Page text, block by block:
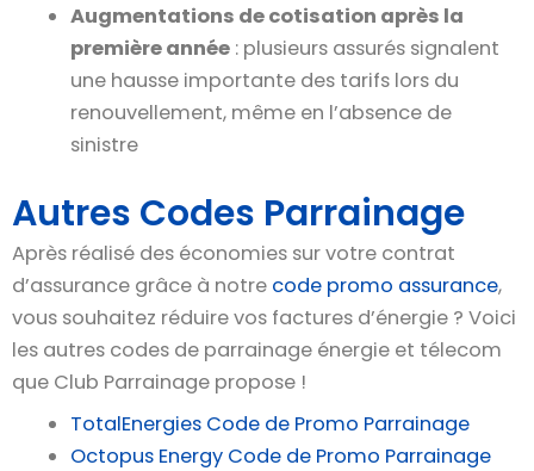
Augmentations de cotisation après la
première année : plusieurs assurés signalent
une hausse importante des tarifs lors du
renouvellement, même en l’absence de
sinistre
Autres Codes Parrainage
Après réalisé des économies sur votre contrat
d’assurance grâce à notre code promo assurance,
vous souhaitez réduire vos factures d’énergie ? Voici
les autres codes de parrainage énergie et télecom
que Club Parrainage propose !
TotalEnergies Code de Promo Parrainage
Octopus Energy Code de Promo Parrainage